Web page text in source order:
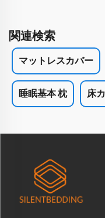
関連検索
マットレスカバー
睡眠基本 枕 床